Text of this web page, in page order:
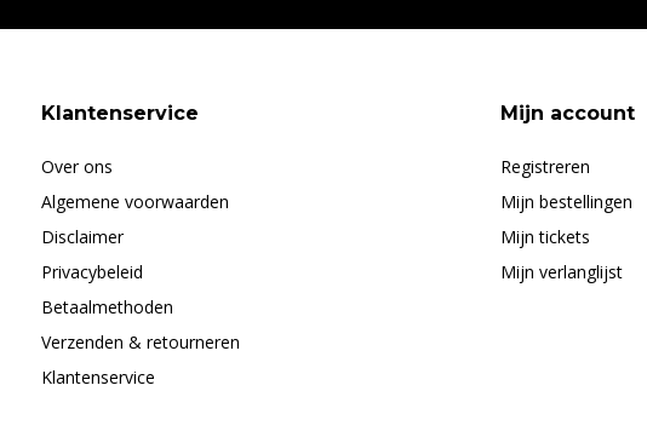
Klantenservice
Over ons
Algemene voorwaarden
Disclaimer
Privacybeleid
Betaalmethoden
Verzenden & retourneren
Klantenservice
Mijn account
Registreren
Mijn bestellingen
Mijn tickets
Mijn verlanglijst